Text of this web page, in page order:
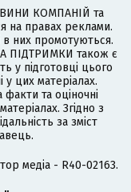
КОМПАНІЙ та
на правах реклами.
в них промотуються.
ПІДТРИМКИ також є
у підготовці цього
у цих матеріалах.
факти та оціночні
Згідно з
за зміст
медіа - R40-02163.